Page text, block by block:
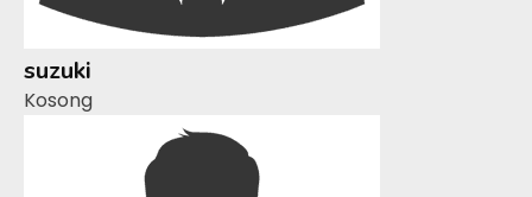
suzuki
Kosong